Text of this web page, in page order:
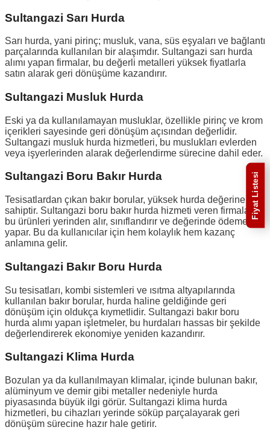
Sultangazi Sarı Hurda
Sarı hurda, yani pirinç; musluk, vana, süs eşyaları ve bağlantı
parçalarında kullanılan bir alaşımdır. Sultangazi sarı hurda
alımı yapan firmalar, bu değerli metalleri yüksek fiyatlarla
satın alarak geri dönüşüme kazandırır.
Sultangazi Musluk Hurda
Eski ya da kullanılamayan musluklar, özellikle pirinç ve krom
içerikleri sayesinde geri dönüşüm açısından değerlidir.
Sultangazi musluk hurda hizmetleri, bu muslukları evlerden
veya işyerlerinden alarak değerlendirme sürecine dahil eder.
Sultangazi Boru Bakır Hurda
Tesisatlardan çıkan bakır borular, yüksek hurda değerine
sahiptir. Sultangazi boru bakır hurda hizmeti veren firmalar,
bu ürünleri yerinden alır, sınıflandırır ve değerinde ödeme
yapar. Bu da kullanıcılar için hem kolaylık hem kazanç
anlamına gelir.
Sultangazi Bakır Boru Hurda
Su tesisatları, kombi sistemleri ve ısıtma altyapılarında
kullanılan bakır borular, hurda haline geldiğinde geri
dönüşüm için oldukça kıymetlidir. Sultangazi bakır boru
hurda alımı yapan işletmeler, bu hurdaları hassas bir şekilde
değerlendirerek ekonomiye yeniden kazandırır.
Sultangazi Klima Hurda
Bozulan ya da kullanılmayan klimalar, içinde bulunan bakır,
alüminyum ve demir gibi metaller nedeniyle hurda
piyasasında büyük ilgi görür. Sultangazi klima hurda
hizmetleri, bu cihazları yerinde söküp parçalayarak geri
dönüşüm sürecine hazır hale getirir.
Fiyat Listesi